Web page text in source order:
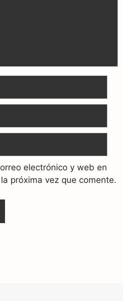
electrónico y web en
próxima vez que comente.